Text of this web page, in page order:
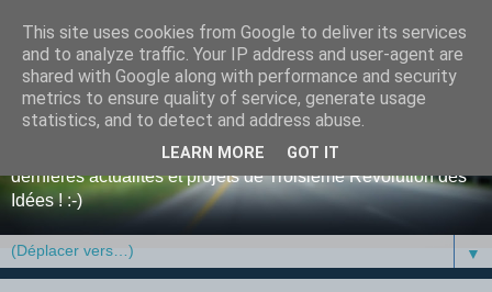
Blog de tri-D, la Troisième
Révolution des Idées
Bienvenue sur le blog de l'entreprise tri-D ! Retrouvez y nos
dernières actualités et projets de Troisième Révolution des
Idées ! :-)
▼
This site uses cookies from Google to deliver its services
and to analyze traffic. Your IP address and user-agent are
shared with Google along with performance and security
metrics to ensure quality of service, generate usage
statistics, and to detect and address abuse.
LEARN MORE GOT IT